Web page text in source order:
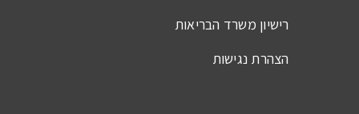
רישיון משרד הבריאות
הצהרת נגישות